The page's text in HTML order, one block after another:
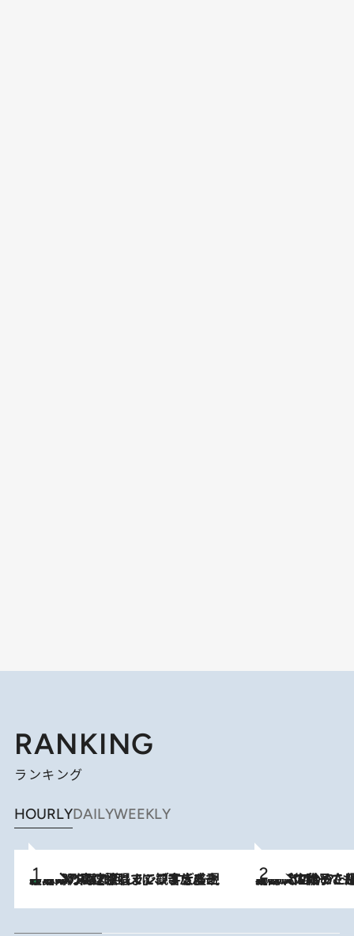
RANKING
ランキング
HOURLYDAILYWEEKLY
2026.8.7
「湘南乃風に憧れて」観客大盛上がりの“タオル回し”に、ラッパー顔負けの高速歌唱まで…さだまさし（74）のアグレッシブすぎる現在地 2026.8.5
【阿川佐和子さんの年とる力】なぜ70代で始めた趣味は“こんなに楽しい”のか？ ピアノ、俳句…スランプに陥っても続けられる“ある秘訣”とは